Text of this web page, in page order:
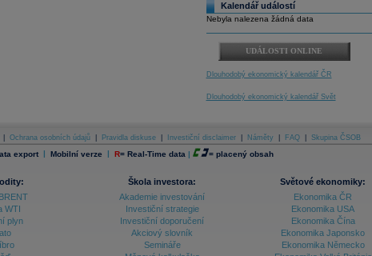
Kalendář událostí
Nebyla nalezena žádná data
UDÁLOSTI ONLINE
Dlouhodobý ekonomický kalendář ČR
Dlouhodobý ekonomický kalendář Svět
Ochrana osobních údajů Pravidla diskuse Investiční disclaimer Náměty FAQ Skupina ČSOB
export | Mobilní verze | R= Real-Time data | = placený obsah
WTI
plyn
Škola investora:
Akademie investování
Investiční strategie
Investiční doporučení
Akciový slovník
Semináře
Světové ekonomiky:
Ekonomika ČR
Ekonomika USA
Ekonomika Čína
Ekonomika Japonsko
Ekonomika Německo